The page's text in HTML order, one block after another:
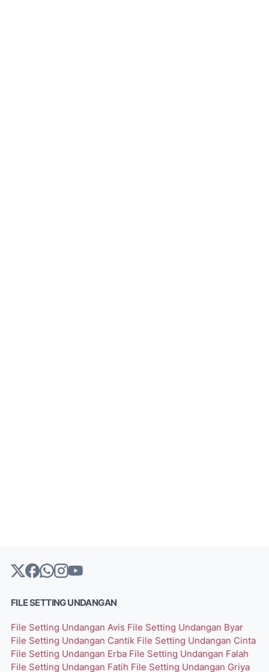
FILE SETTING UNDANGAN
File Setting Undangan Avis File Setting Undangan Byar
File Setting Undangan Cantik File Setting Undangan Cinta
File Setting Undangan Erba File Setting Undangan Falah
File Setting Undangan Fatih File Setting Undangan Griya